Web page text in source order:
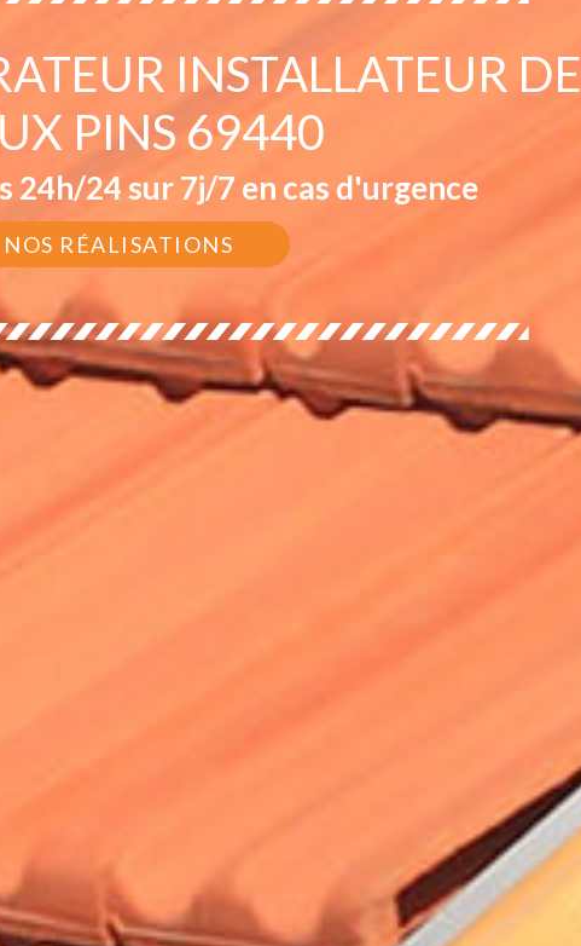
INSTALLATEUR DE
PINS 69440
24h/24 sur 7j/7 en cas d'urgence
NOS RÉALISATIONS